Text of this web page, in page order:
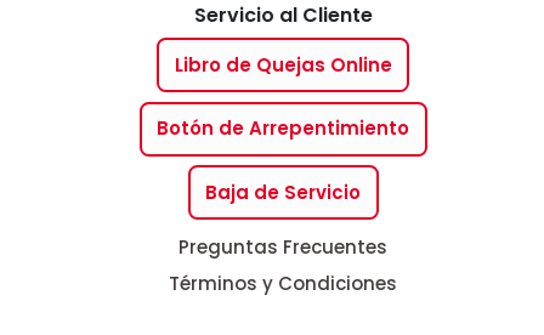
Servicio al Cliente
Libro de Quejas Online
Botón de Arrepentimiento
Baja de Servicio
Preguntas Frecuentes
Términos y Condiciones